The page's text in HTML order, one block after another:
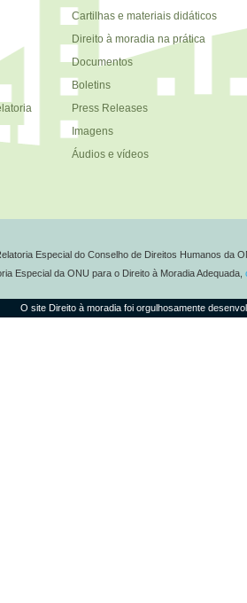
Cartilhas e materiais didáticos
Direito à moradia na prática
Documentos
Boletins
Press Releases
Imagens
Áudios e vídeos
Especial do Conselho de Direitos Humanos da
Especial da ONU para o Direito à Moradia Adequada,
O site Direito à moradia foi orgulhosamente